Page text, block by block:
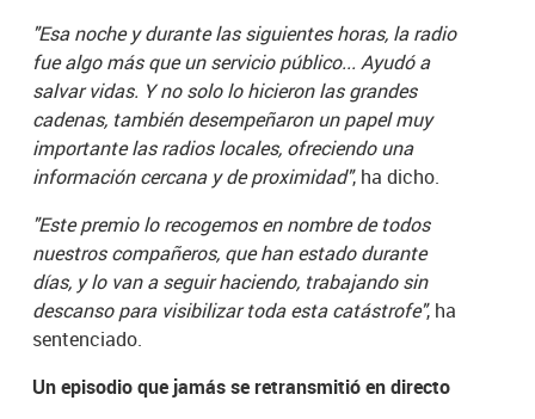
"Esa noche y durante las siguientes horas, la radio
fue algo más que un servicio público... Ayudó a
salvar vidas. Y no solo lo hicieron las grandes
cadenas, también desempeñaron un papel muy
importante las radios locales, ofreciendo una
información cercana y de proximidad", ha dicho.
"Este premio lo recogemos en nombre de todos
nuestros compañeros, que han estado durante
días, y lo van a seguir haciendo, trabajando sin
descanso para visibilizar toda esta catástrofe", ha
sentenciado.
Un episodio que jamás se retransmitió en directo